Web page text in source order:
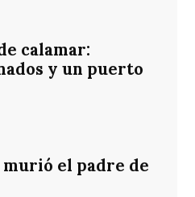
calamar:
y un puerto
el padre de